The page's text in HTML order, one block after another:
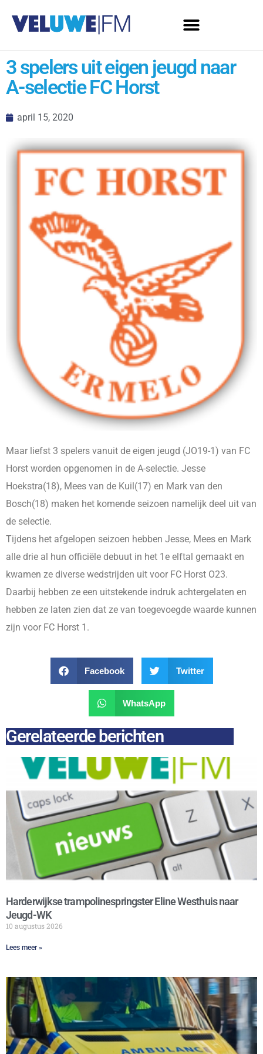
3 spelers uit eigen jeugd naar
A-selectie FC Horst
april 15, 2020
Maar liefst 3 spelers vanuit de eigen jeugd (JO19-1) van FC
Horst worden opgenomen in de A-selectie. Jesse
Hoekstra(18), Mees van de Kuil(17) en Mark van den
Bosch(18) maken het komende seizoen namelijk deel uit van
de selectie.
Tijdens het afgelopen seizoen hebben Jesse, Mees en Mark
alle drie al hun officiële debuut in het 1e elftal gemaakt en
kwamen ze diverse wedstrijden uit voor FC Horst O23.
Daarbij hebben ze een uitstekende indruk achtergelaten en
hebben ze laten zien dat ze van toegevoegde waarde kunnen
zijn voor FC Horst 1.
Facebook Twitter
WhatsApp
Gerelateerde berichten
Harderwijkse trampolinespringster Eline Westhuis naar
Jeugd-WK
10 augustus 2026
Lees meer »